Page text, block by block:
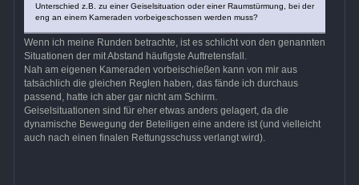
Unterschied z.B. zu einer Geiselsituation oder einer Raumstürmung, bei der
eng an einem Kameraden vorbeigeschossen werden muss?
Wenn ich meine Runden betrachte, ist es schlicht von den genannten
Situationen der mit Abstand häufigste Auftretensfall.
Nah am eigenen Kameraden vorbeischießen kann von mir aus
tatsächlich die gleichen Reglen haben, das fände ich durchaus
passend, hatte ich aber gar nicht am Schirm.
Geiselsituationen sind für eher etwas anders gelagert, da die
dynamische Bewegung der Beteiligen eine andere ist (und vielleicht
auch nach einen finalen Rettungsschuss verlangt wird).